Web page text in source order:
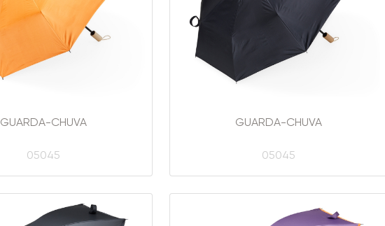
GUARDA-CHUVA
05045
GUARDA-CHUVA
05045